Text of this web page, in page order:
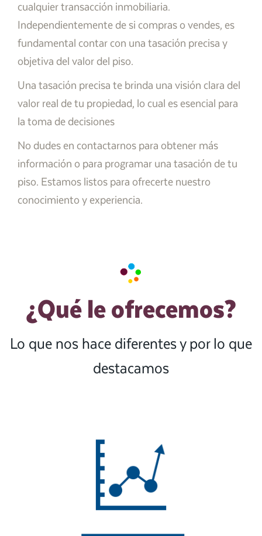
cualquier transacción inmobiliaria.
Independientemente de si compras o vendes, es
fundamental contar con una tasación precisa y
objetiva del valor del piso.
Una tasación precisa te brinda una visión clara del
valor real de tu propiedad, lo cual es esencial para
la toma de decisiones
No dudes en contactarnos para obtener más
información o para programar una tasación de tu
piso. Estamos listos para ofrecerte nuestro
conocimiento y experiencia.
¿Qué le ofrecemos?
Lo que nos hace diferentes y por lo que
destacamos